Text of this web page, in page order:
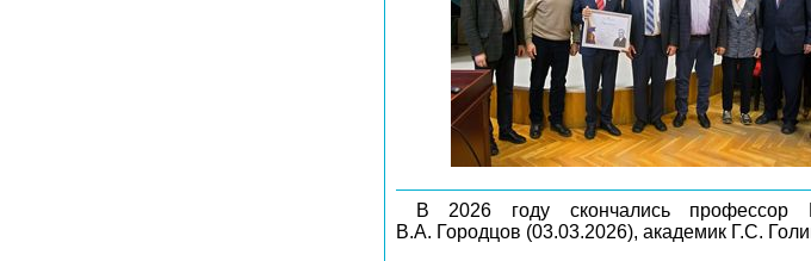
В 2026 году скончались профессор
В.А. Городцов (03.03.2026), академик Г.С.